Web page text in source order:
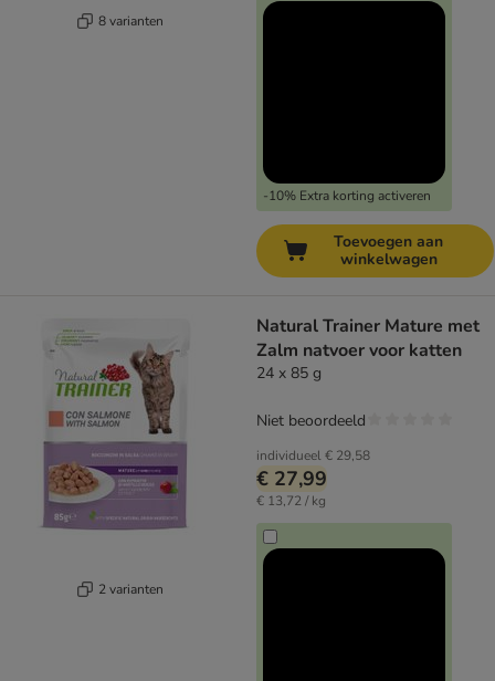
8 varianten
-10% Extra korting activeren
Toevoegen aan
winkelwagen
2 varianten
Natural Trainer Mature met
Zalm natvoer voor katten
24 x 85 g
individueel€ 29,58
€ 27,99
€ 13,72 / kg
Niet beoordeeld